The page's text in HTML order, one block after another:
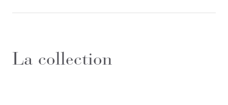
La collection